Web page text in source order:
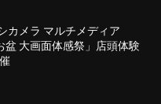
カメラ マルチメディア
盆 大画面体感祭」店頭体験